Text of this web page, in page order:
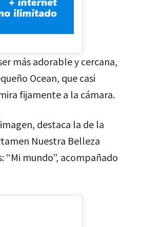
más adorable y cercana,
Ocean, que casi
fijamente a la cámara.
destaca la de la
Nuestra Belleza
“Mi mundo”, acompañado